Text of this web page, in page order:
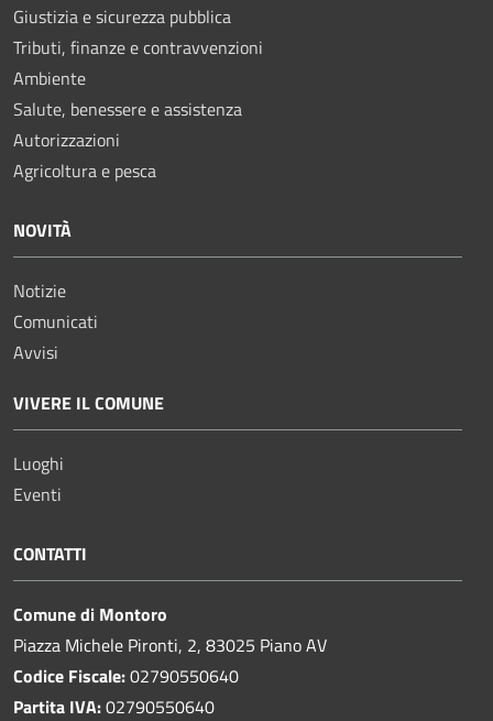
Giustizia e sicurezza pubblica
Tributi, finanze e contravvenzioni
Ambiente
Salute, benessere e assistenza
Autorizzazioni
Agricoltura e pesca
NOVITÀ
Notizie
Comunicati
Avvisi
VIVERE IL COMUNE
Luoghi
Eventi
CONTATTI
Comune di Montoro
Piazza Michele Pironti, 2, 83025 Piano AV
Codice Fiscale:02790550640
Partita IVA:02790550640